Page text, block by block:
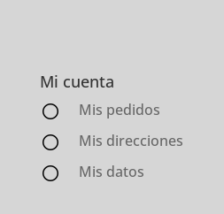
Mi cuenta
Mis pedidos
Mis direcciones
Mis datos